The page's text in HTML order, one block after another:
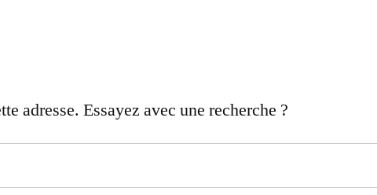
adresse. Essayez avec une recherche ?